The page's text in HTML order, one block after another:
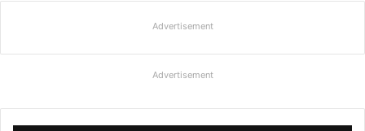
Advertisement
Advertisement